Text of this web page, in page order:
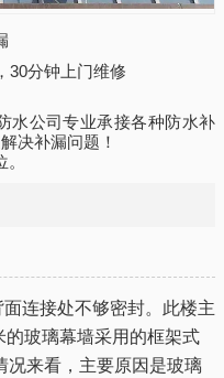
30分钟上门维修
水公司专业承接各种防水补
决补漏问题！
连接处不够密封。此楼主
玻璃幕墙采用的框架式
况来看，主要原因是玻璃